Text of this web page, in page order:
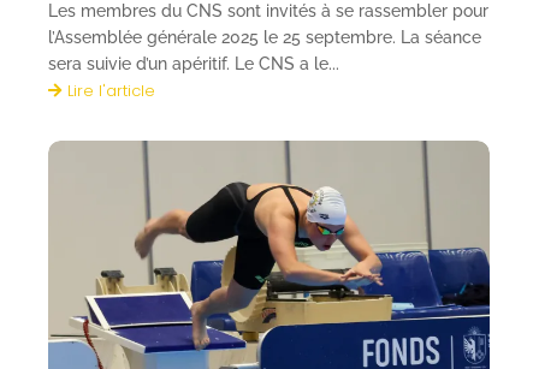
Les membres du CNS sont invités à se rassembler pour
l’Assemblée générale 2025 le 25 septembre. La séance
sera suivie d’un apéritif. Le CNS a le...
Lire l'article